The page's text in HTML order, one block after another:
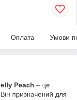
Оплата Умови
Peach – це
призначений для